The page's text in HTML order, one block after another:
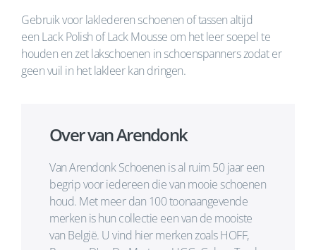
Gebruik voor laklederen schoenen of tassen altijd
een Lack Polish of Lack Mousse om het leer soepel te
houden en zet lakschoenen in schoenspanners zodat er
geen vuil in het lakleer kan dringen.
Over van Arendonk
Van Arendonk Schoenen is al ruim 50 jaar een
begrip voor iedereen die van mooie schoenen
houd. Met meer dan 100 toonaangevende
merken is hun collectie een van de mooiste
van België. U vind hier merken zoals HOFF,